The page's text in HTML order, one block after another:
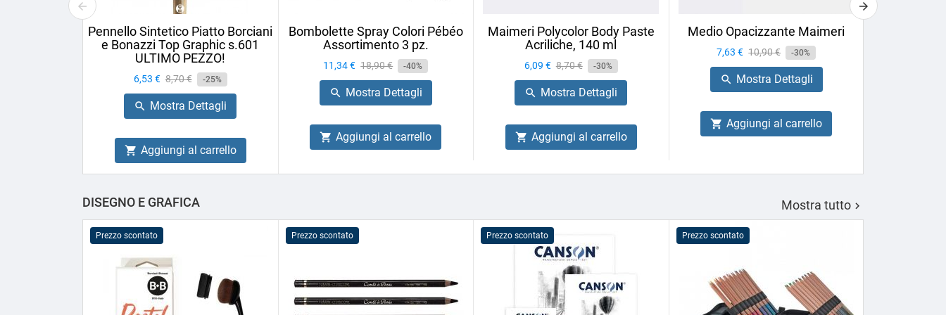
Pennello Sintetico Piatto Borciani
e Bonazzi Top Graphic s.601
ULTIMO PEZZO!
Prezzo
6,53 € Prezzo
base
8,70 € -25%
 Mostra Dettagli
 Aggiungi al carrello
Bombolette Spray Colori Pébéo
Assortimento 3 pz.
Prezzo
11,34 € Prezzo
base
18,90 € -40%
 Mostra Dettagli
 Aggiungi al carrello
Maimeri Polycolor Body Paste
Acriliche, 140 ml
Prezzo
6,09 € Prezzo
base
8,70 € -30%
 Mostra Dettagli
 Aggiungi al carrello
Medio Opacizzante Maimeri
Prezzo
7,63 € Prezzo
base
10,90 € -30%
 Mostra Dettagli
 Aggiungi al carrello
DISEGNO E GRAFICA Mostra tutto 
Prezzo scontato Prezzo scontato Prezzo scontato Prezzo scontato